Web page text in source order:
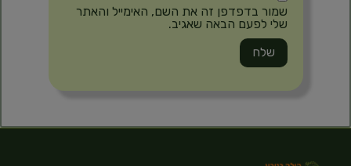
שמור בדפדפן זה את השם, האימייל והאתר
שלי לפעם הבאה שאגיב.